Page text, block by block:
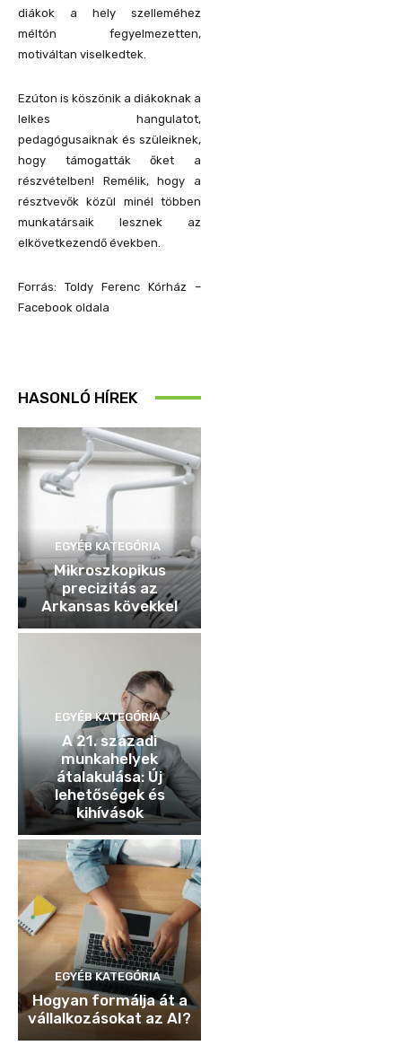
diákok a hely szelleméhez
méltón fegyelmezetten,
motiváltan viselkedtek.
Ezúton is köszönik a diákoknak a
lelkes hangulatot,
pedagógusaiknak és szüleiknek,
hogy támogatták őket a
részvételben! Remélik, hogy a
résztvevők közül minél többen
munkatársaik lesznek az
elkövetkezendő években.
Forrás: Toldy Ferenc Kórház –
Facebook oldala
HASONLÓ HÍREK
EGYÉB KATEGÓRIA
Mikroszkopikus
precizitás az
Arkansas kövekkel
EGYÉB KATEGÓRIA
A 21. századi
munkahelyek
átalakulása: Új
lehetőségek és
kihívások
EGYÉB KATEGÓRIA
Hogyan formálja át a
vállalkozásokat az AI?